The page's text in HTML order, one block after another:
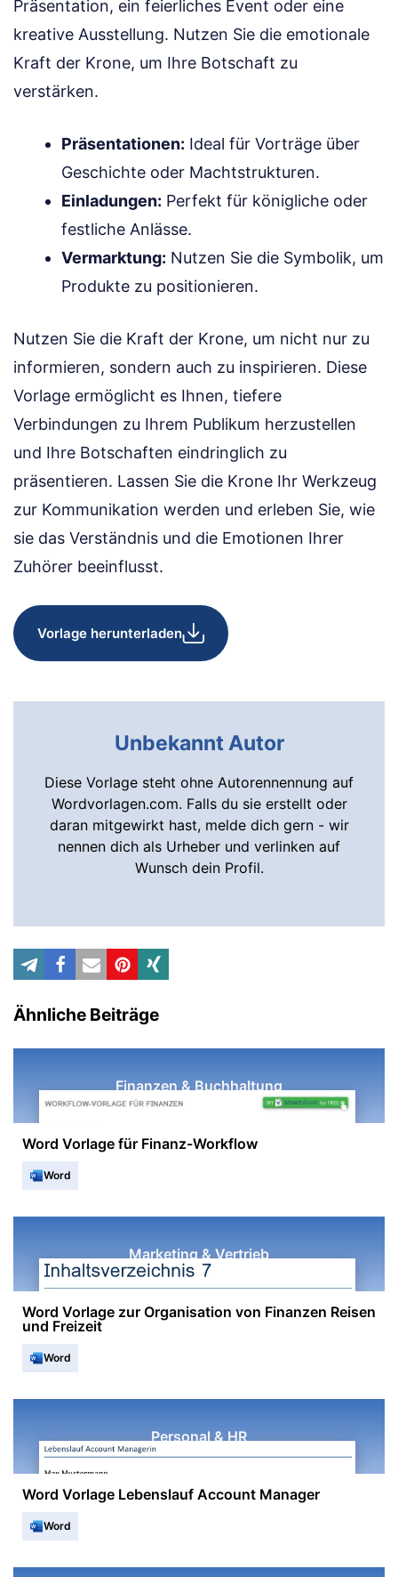
Präsentation, ein feierliches Event oder eine
kreative Ausstellung. Nutzen Sie die emotionale
Kraft der Krone, um Ihre Botschaft zu
verstärken.
Präsentationen: Ideal für Vorträge über
Geschichte oder Machtstrukturen.
Einladungen: Perfekt für königliche oder
festliche Anlässe.
Vermarktung: Nutzen Sie die Symbolik, um
Produkte zu positionieren.
Nutzen Sie die Kraft der Krone, um nicht nur zu
informieren, sondern auch zu inspirieren. Diese
Vorlage ermöglicht es Ihnen, tiefere
Verbindungen zu Ihrem Publikum herzustellen
und Ihre Botschaften eindringlich zu
präsentieren. Lassen Sie die Krone Ihr Werkzeug
zur Kommunikation werden und erleben Sie, wie
sie das Verständnis und die Emotionen Ihrer
Zuhörer beeinflusst.
Vorlage herunterladen
Unbekannt Autor
Diese Vorlage steht ohne Autorennennung auf
Wordvorlagen.com. Falls du sie erstellt oder
daran mitgewirkt hast, melde dich gern - wir
nennen dich als Urheber und verlinken auf
Wunsch dein Profil.
Ähnliche Beiträge
Finanzen & Buchhaltung
Word Vorlage für Finanz-Workflow
Word
Marketing & Vertrieb
Word Vorlage zur Organisation von Finanzen Reisen
und Freizeit
Word
Personal & HR
Word Vorlage Lebenslauf Account Manager
Word